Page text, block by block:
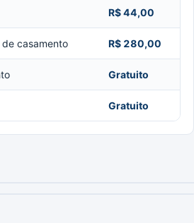
R$ 44,00
casamento R$ 280,00
Gratuito
Gratuito